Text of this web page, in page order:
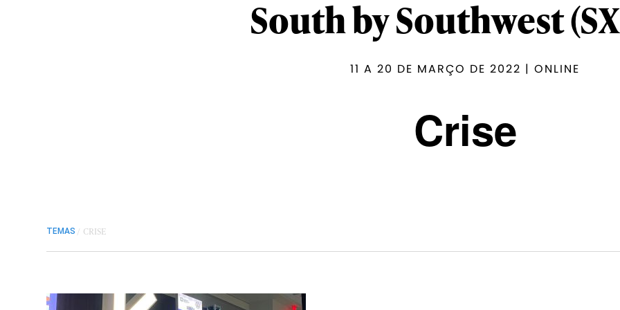
South by Southwest
11 A 20 DE MARÇO DE 2022 | ONLINE
Crise
TEMAS / CRISE